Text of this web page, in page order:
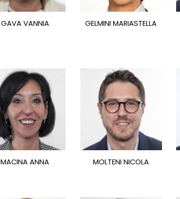
GAVA VANNIA GELMINI MARIASTELLA
MACINA ANNA MOLTENI NICOLA